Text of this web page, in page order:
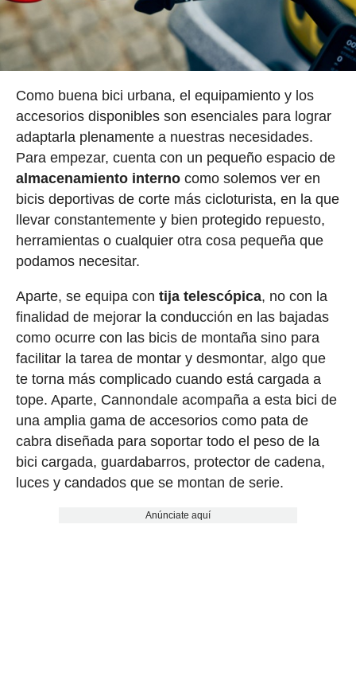
Como buena bici urbana, el equipamiento y los
accesorios disponibles son esenciales para lograr
adaptarla plenamente a nuestras necesidades.
Para empezar, cuenta con un pequeño espacio de
almacenamiento internocomo solemos ver en
bicis deportivas de corte más cicloturista, en la que
llevar constantemente y bien protegido repuesto,
herramientas o cualquier otra cosa pequeña que
podamos necesitar.
Aparte, se equipa con tija telescópica, no con la
finalidad de mejorar la conducción en las bajadas
como ocurre con las bicis de montaña sino para
facilitar la tarea de montar y desmontar, algo que
te torna más complicado cuando está cargada a
tope. Aparte, Cannondale acompaña a esta bici de
una amplia gama de accesorios como pata de
cabra diseñada para soportar todo el peso de la
bici cargada, guardabarros, protector de cadena,
luces y candados que se montan de serie.
Anúnciate aquí